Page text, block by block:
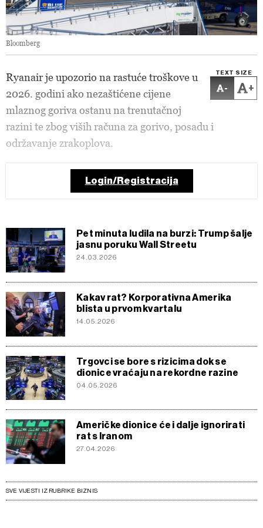
Bloomberg
TEXT SIZE
- +
Ryanair je upozorio na rastuće troškove u
2026. godini ako nezaštićene cijene
mlaznog goriva ostanu na trenutačnoj
razini te zbog viših računa za gorivo, posadu i
održavanje zrakoplova.
Login/Registracija
Pet minuta ludila na burzi: Trump šalje
jasnu poruku Wall Streetu
24.03.2026
Kakav rat? Korporativna Amerika
blista u prvom kvartalu
14.05.2026
Trgovci se bore s rizicima dok se
dionice vraćaju na rekordne razine
04.05.2026
Američke dionice će i dalje ignorirati
rat s Iranom
27.04.2026
SVE VIJESTI IZ RUBRIKE BIZNIS